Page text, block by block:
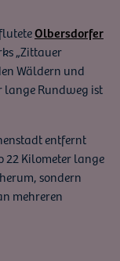
Olbersdorfer
„Zittauer
Wäldern und
lange Rundweg ist
entfernt
22 Kilometer lange
sondern
mehreren